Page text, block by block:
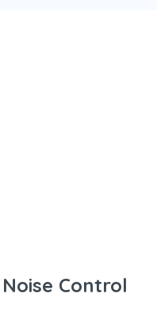
Control